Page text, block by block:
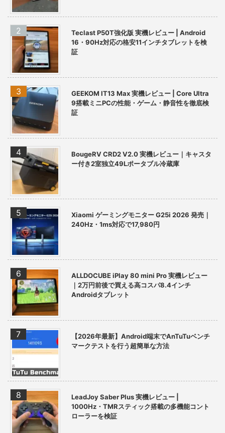
Teclast P50T強化版 実機レビュー | Android
16・90Hz対応の格安11インチタブレットを検
証
GEEKOM IT13 Max 実機レビュー | Core Ultra
9搭載ミニPCの性能・ゲーム・静音性を徹底検
証
BougeRV CRD2 V2.0 実機レビュー｜キャスタ
ー付き2室独立49Lポータブル冷蔵庫
Xiaomi ゲーミングモニター G25i 2026 発売｜
240Hz・1ms対応で17,980円
ALLDOCUBE iPlay 80 mini Pro 実機レビュー
｜2万円前後で買える高コスパ8.4インチ
Androidタブレット
【2026年最新】Android端末でAnTuTuベンチ
マークテストを行う超簡単な方法
LeadJoy Saber Plus 実機レビュー |
1000Hz・TMRスティック搭載の多機能コント
ローラーを検証